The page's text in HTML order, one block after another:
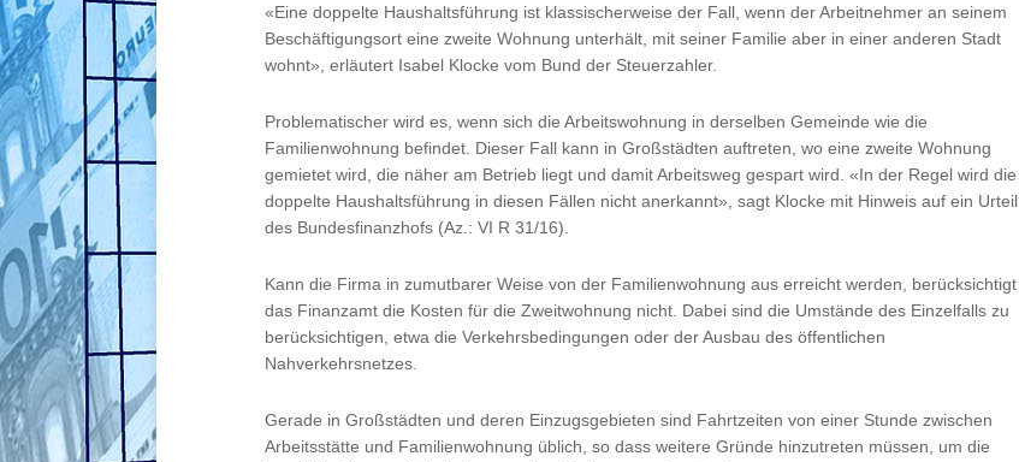
«Eine doppelte Haushaltsführung ist klassischerweise der Fall, wenn der Arbeitnehmer an seinem
Beschäftigungsort eine zweite Wohnung unterhält, mit seiner Familie aber in einer anderen Stadt
wohnt», erläutert Isabel Klocke vom Bund der Steuerzahler.
Problematischer wird es, wenn sich die Arbeitswohnung in derselben Gemeinde wie die
Familienwohnung befindet. Dieser Fall kann in Großstädten auftreten, wo eine zweite Wohnung
gemietet wird, die näher am Betrieb liegt und damit Arbeitsweg gespart wird. «In der Regel wird die
doppelte Haushaltsführung in diesen Fällen nicht anerkannt», sagt Klocke mit Hinweis auf ein Urteil
des Bundesfinanzhofs (Az.: VI R 31/16).
Kann die Firma in zumutbarer Weise von der Familienwohnung aus erreicht werden, berücksichtigt
das Finanzamt die Kosten für die Zweitwohnung nicht. Dabei sind die Umstände des Einzelfalls zu
berücksichtigen, etwa die Verkehrsbedingungen oder der Ausbau des öffentlichen
Nahverkehrsnetzes.
Gerade in Großstädten und deren Einzugsgebieten sind Fahrtzeiten von einer Stunde zwischen
Arbeitsstätte und Familienwohnung üblich, so dass weitere Gründe hinzutreten müssen, um die